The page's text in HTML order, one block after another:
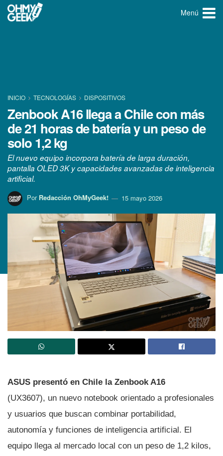
Menú
INICIO TECNOLOGÍ­AS DISPOSITIVOS
Zenbook A16 llega a Chile con más
de 21 horas de batería y un peso de
solo 1,2 kg
El nuevo equipo incorpora batería de larga duración,
pantalla OLED 3K y capacidades avanzadas de inteligencia
artificial.
Por Redacción OhMyGeek! 15 mayo 2026
ASUS presentó en Chile la Zenbook A16
(UX3607), un nuevo notebook orientado a profesionales
y usuarios que buscan combinar portabilidad,
autonomía y funciones de inteligencia artificial. El
equipo llega al mercado local con un peso de 1,2 kilos,